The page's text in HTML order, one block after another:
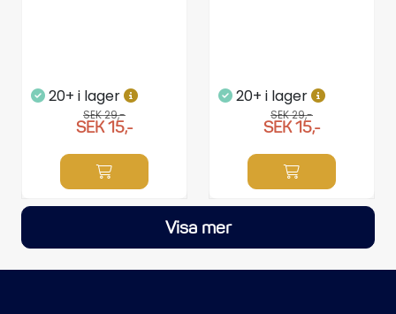
20+ i lager
SEK 29,-
SEK 15,-
20+ i lager
SEK 29,-
SEK 15,-
Visa mer